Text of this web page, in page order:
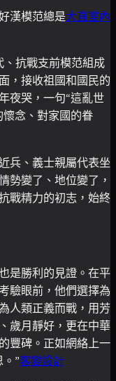
漢模范總是大直室內
、抗戰支前模范組成
，接收祖國和國民的
夜哭，一句“這亂世
念、對家國的眷
兵、義士親屬代表坐
勢變了、地位變了，
戰精力的初志，始終
是勝利的見證。在平
驗眼前，他們選擇為
人類正義而戰，用芳
歲月靜好，更在中華
豐碑。正如網絡上一
”客變設計